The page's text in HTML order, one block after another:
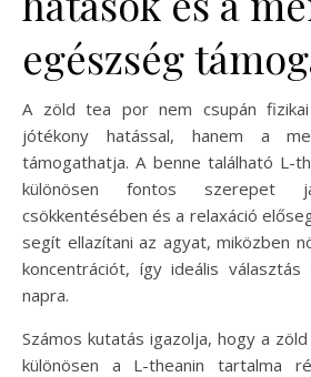
egészség
A zöld tea por nem csupán fizikai
jótékony hatással, hanem a
támogathatja. A benne található L-
különösen fontos szerepet
csökkentésében és a relaxáció
segít ellazítani az agyat, miközben
koncentrációt, így ideális
napra.
Számos kutatás igazolja, hogy a
különösen a L-theanin tartalma